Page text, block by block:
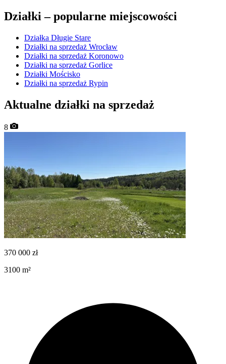
Działki –popularne miejscowości
Działka Długie Stare
Działki na sprzedaż Wrocław
Działki na sprzedaż Koronowo
Działki na sprzedaż Gorlice
Działki Mościsko
Działki na sprzedaż Rypin
Aktualne działki na sprzedaż
8
370 000 zł
3100 m²